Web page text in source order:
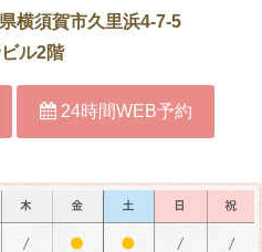
横須賀市久里浜4-7-5
ル2階
24時間WEB予約